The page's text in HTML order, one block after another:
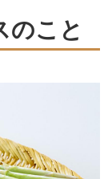
のこと